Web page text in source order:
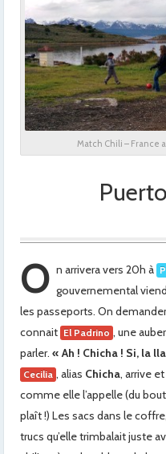
Match Chili – France
O n arrivera vers 20h à
gouvernemental
les passeports. On
connait El Padrino , une
parler. « Ah ! Chicha ! Si, la
Cecilia , alias Chicha, arrive
comme elle l’appelle (du
plaît !) Les sacs dans le
trucs qu’elle trimbalait juste